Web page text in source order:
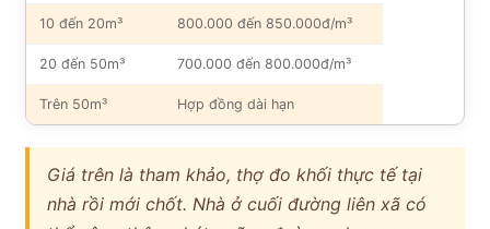
10 đến 20m³ 800.000 đến 850.000đ/m³
20 đến 50m³ 700.000 đến 800.000đ/m³
Trên 50m³ Hợp đồng dài hạn
Giá trên là tham khảo, thợ đo khối thực tế tại
nhà rồi mới chốt. Nhà ở cuối đường liên xã có